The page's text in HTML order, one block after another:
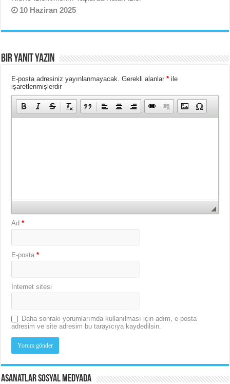
10 Haziran 2025
Bir yanıt yazın
E-posta adresiniz yayınlanmayacak. Gerekli alanlar* ile
işaretlenmişlerdir
Ad*
E-posta*
İnternet sitesi
Daha sonraki yorumlarımda kullanılması için adım, e-posta
adresim ve site adresim bu tarayıcıya kaydedilsin.
Asanatlar Sosyal Medyada